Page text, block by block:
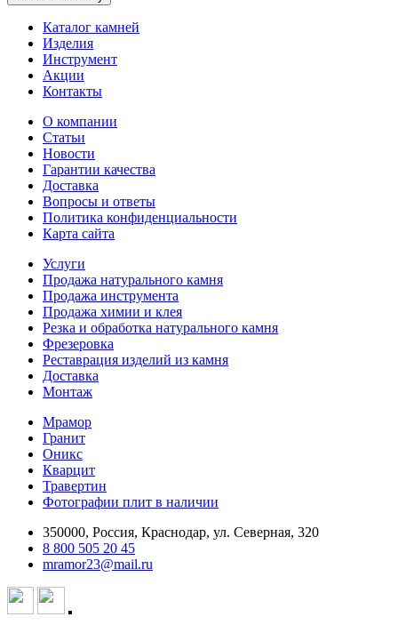
Каталог камней
Изделия
Инструмент
Акции
Контакты
О компании
Статьи
Новости
Гарантии качества
Доставка
Вопросы и ответы
Политика конфиденциальности
Карта сайта
Услуги
Продажа натурального камня
Продажа инструмента
Продажа химии и клея
Резка и обработка натурального камня
Фрезеровка
Реставрация изделий из камня
Доставка
Монтаж
Мрамор
Гранит
Оникс
Кварцит
Травертин
Фотографии плит в наличии
350000, Россия, Краснодар, ул. Северная, 320
8 800 505 20 45
mramor23@mail.ru